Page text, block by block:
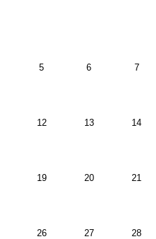
5 6 7
12 13 14
19 20 21
26 27 28